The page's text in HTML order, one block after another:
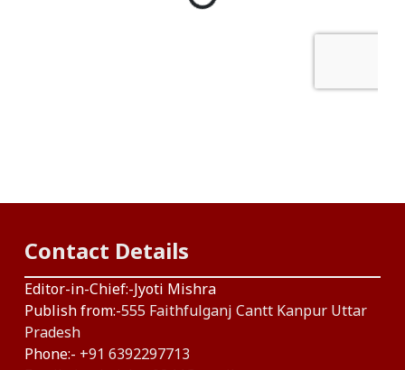
Contact Details
Editor-in-Chief:-Jyoti Mishra
Publish from:-555 Faithfulganj Cantt Kanpur Uttar
Pradesh
Phone:- +91 6392297713